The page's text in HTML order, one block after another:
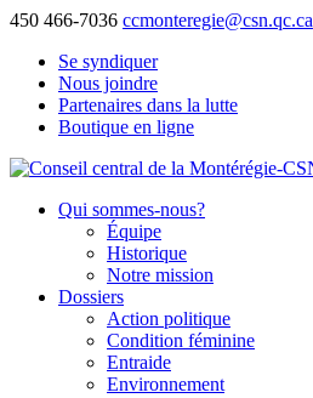
450 466-7036 ccmonteregie@csn.qc.ca
Se syndiquer
Nous joindre
Partenaires dans la lutte
Boutique en ligne
Qui sommes-nous?
Équipe
Historique
Notre mission
Dossiers
Action politique
Condition féminine
Entraide
Environnement